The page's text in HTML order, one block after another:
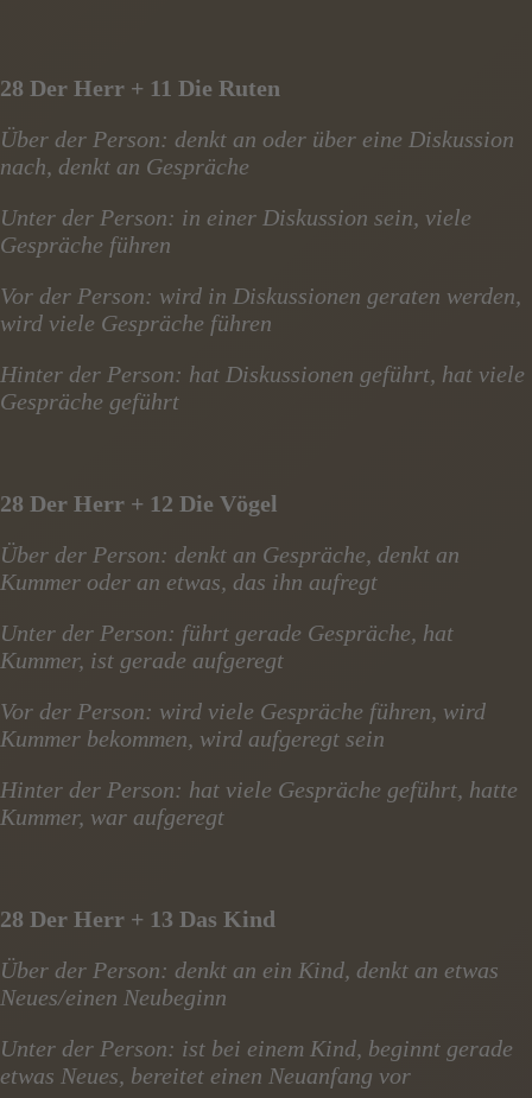
28 Der Herr + 11 Die Ruten
Über der Person: denkt an oder über eine Diskussion
nach, denkt an Gespräche
Unter der Person: in einer Diskussion sein, viele
Gespräche führen
Vor der Person: wird in Diskussionen geraten werden,
wird viele Gespräche führen
Hinter der Person: hat Diskussionen geführt, hat viele
Gespräche geführt
28 Der Herr + 12 Die Vögel
Über der Person: denkt an Gespräche, denkt an
Kummer oder an etwas, das ihn aufregt
Unter der Person: führt gerade Gespräche, hat
Kummer, ist gerade aufgeregt
Vor der Person: wird viele Gespräche führen, wird
Kummer bekommen, wird aufgeregt sein
Hinter der Person: hat viele Gespräche geführt, hatte
Kummer, war aufgeregt
28 Der Herr + 13 Das Kind
Über der Person: denkt an ein Kind, denkt an etwas
Neues/einen Neubeginn
Unter der Person: ist bei einem Kind, beginnt gerade
etwas Neues, bereitet einen Neuanfang vor